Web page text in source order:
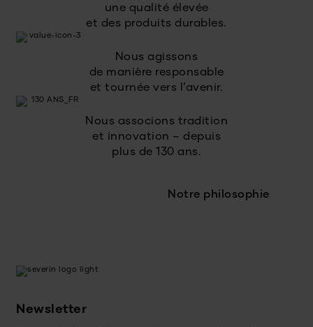
une qualité élevée
et des produits durables.
Nous agissons
de manière responsable
et tournée vers l’avenir.
Nous associons tradition
et innovation – depuis
plus de 130 ans.
Notre philosophie
Newsletter